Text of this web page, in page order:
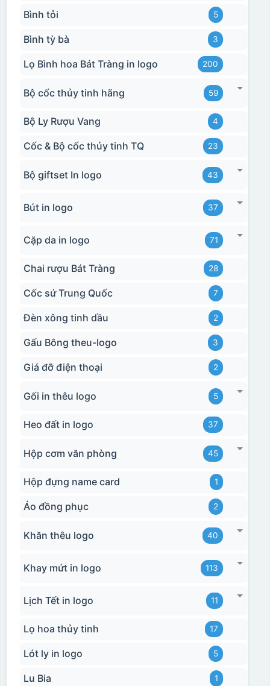
Bình tỏi 5
Bình tỳ bà 3
Lọ Bình hoa Bát Tràng in logo 200
Bộ cốc thủy tinh hãng 59
Bộ Ly Rượu Vang 4
Cốc & Bộ cốc thủy tinh TQ 23
Bộ giftset In logo 43
Bút in logo 37
Cặp da in logo 71
Chai rượu Bát Tràng 28
Cốc sứ Trung Quốc 7
Đèn xông tinh dầu 2
Gấu Bông theu-logo 3
Giá đỡ điện thoại 2
Gối in thêu logo 5
Heo đất in logo 37
Hộp cơm văn phòng 45
Hộp đựng name card 1
Áo đồng phục 2
Khăn thêu logo 40
Khay mứt in logo 113
Lịch Tết in logo 11
Lọ hoa thủy tinh 17
Lót ly in logo 5
Lu Bia 1